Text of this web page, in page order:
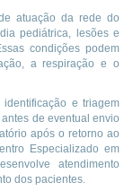
atuação da rede do
pediátrica, lesões e
condições podem
a respiração e o
e triagem
de eventual envio
após o retorno ao
Especializado em
atendimento
dos pacientes.